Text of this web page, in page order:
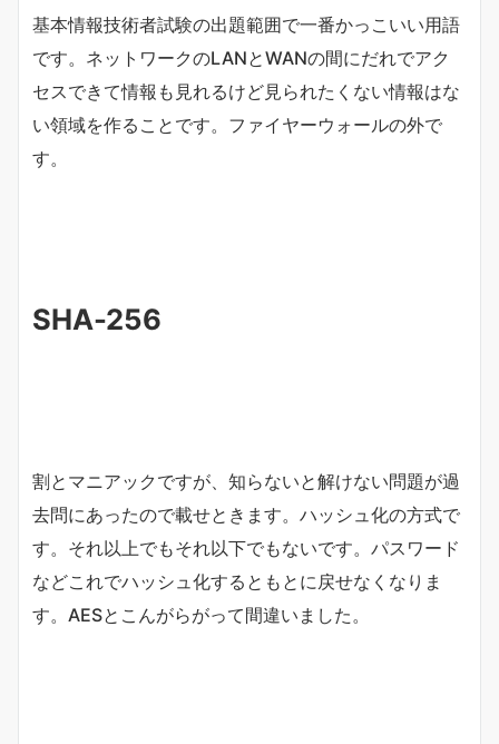
基本情報技術者試験の出題範囲で一番かっこいい用語
です。ネットワークのLANとWANの間にだれでアク
セスできて情報も見れるけど見られたくない情報はな
い領域を作ることです。ファイヤーウォールの外で
す。
SHA-256
割とマニアックですが、知らないと解けない問題が過
去問にあったので載せときます。ハッシュ化の方式で
す。それ以上でもそれ以下でもないです。パスワード
などこれでハッシュ化するともとに戻せなくなりま
す。AESとこんがらがって間違いました。